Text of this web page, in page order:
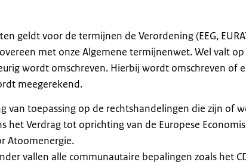
geldt voor de termijnen de Verordening (EEG,
met onze Algemene termijnenwet. Wel valt
wordt omschreven. Hierbij wordt omschreven of
meegerekend.
van toepassing op de rechtshandelingen die zijn of
het Verdrag tot oprichting van de Europese
Atoomenergie.
vallen alle communautaire bepalingen zoals het